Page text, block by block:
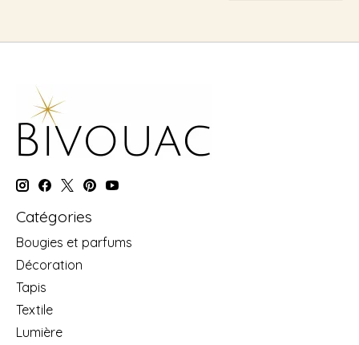
Catégories
Bougies et parfums
Décoration
Tapis
Textile
Lumière